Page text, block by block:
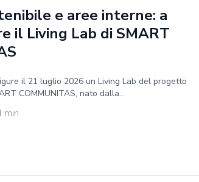
e aree interne: a
il Living Lab di SMART
il 21 luglio 2026 un Living Lab del progetto
COMMUNITAS, nato dalla...
min